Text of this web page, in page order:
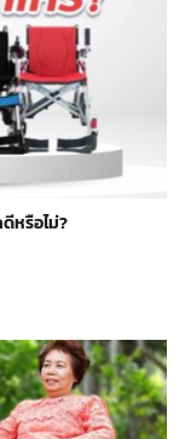
หรือไม่?